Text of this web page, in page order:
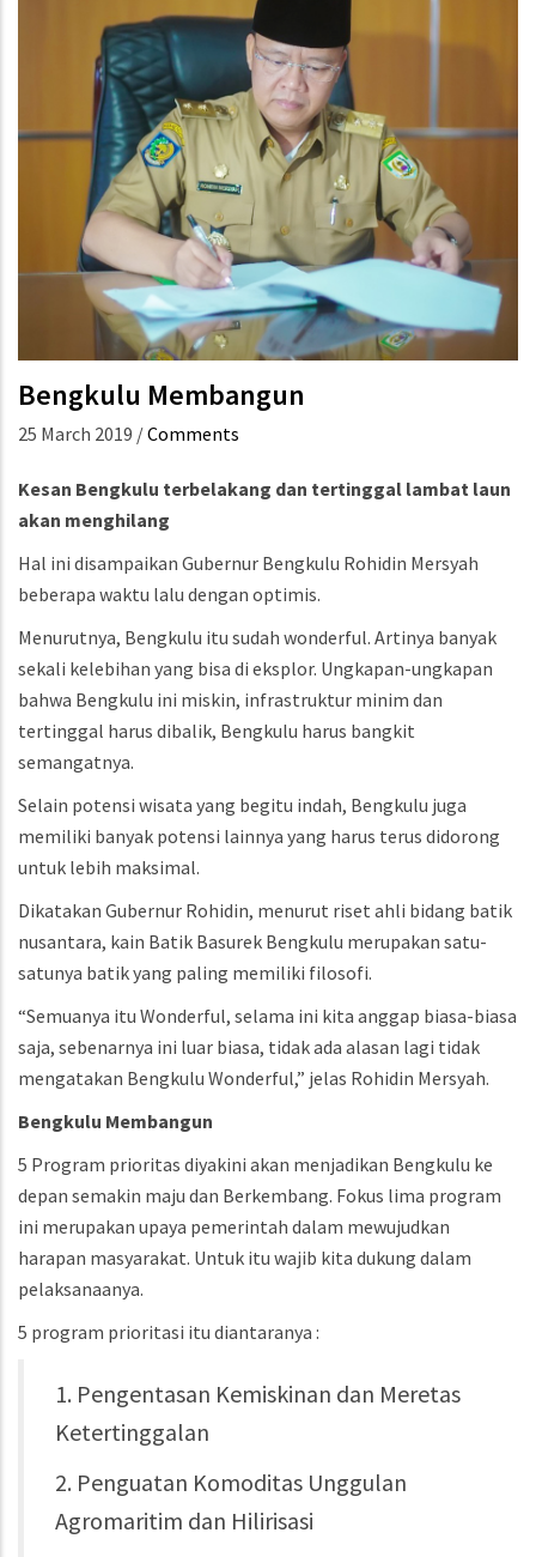
Bengkulu Membangun
25 March 2019 /Comments
Kesan Bengkulu terbelakang dan tertinggal lambat laun
akan menghilang
Hal ini disampaikan Gubernur Bengkulu Rohidin Mersyah
beberapa waktu lalu dengan optimis.
Menurutnya, Bengkulu itu sudah wonderful. Artinya banyak
sekali kelebihan yang bisa di eksplor. Ungkapan-ungkapan
bahwa Bengkulu ini miskin, infrastruktur minim dan
tertinggal harus dibalik, Bengkulu harus bangkit
semangatnya.
Selain potensi wisata yang begitu indah, Bengkulu juga
memiliki banyak potensi lainnya yang harus terus didorong
untuk lebih maksimal.
Dikatakan Gubernur Rohidin, menurut riset ahli bidang batik
nusantara, kain Batik Basurek Bengkulu merupakan satu-
satunya batik yang paling memiliki filosofi.
“Semuanya itu Wonderful, selama ini kita anggap biasa-biasa
saja, sebenarnya ini luar biasa, tidak ada alasan lagi tidak
mengatakan Bengkulu Wonderful,” jelas Rohidin Mersyah.
Bengkulu Membangun
5 Program prioritas diyakini akan menjadikan Bengkulu ke
depan semakin maju dan Berkembang. Fokus lima program
ini merupakan upaya pemerintah dalam mewujudkan
harapan masyarakat. Untuk itu wajib kita dukung dalam
pelaksanaanya.
5 program prioritasi itu diantaranya :
1. Pengentasan Kemiskinan dan Meretas
Ketertinggalan
2. Penguatan Komoditas Unggulan
Agromaritim dan Hilirisasi